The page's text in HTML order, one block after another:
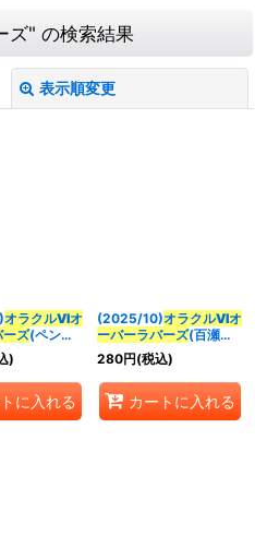
ズ" の検索結果
表示順変更
込む
オラクルVIオ
ーズ(ペンタ
PB39収録)
CP08}
)
に入れる
(2025/10)オラクルVIオ
ーバーラバーズ(百瀬華
実イラスト)【CP】
{BS67-CP08}《多》
280円(税込)
カートに入れる